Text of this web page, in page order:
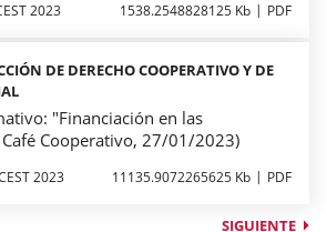
2023 1538.2548828125 Kb PDF
DE DERECHO COOPERATIVO Y DE
"Financiación en las
Café Cooperativo, 27/01/2023)
2023 11135.9072265625 Kb PDF
SIGUIENTE